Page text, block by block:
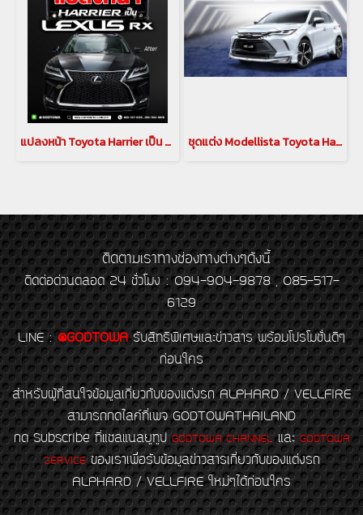
แปลงหน้า Toyota Harrier เป็น LEXUS RX Style ชุดแต่ง Modellista Toyota Harrier
ติดตามเราทางช่องทางต่างๆดังนี้
ติดต่อด่วนตลอด 24 ชั่วโมง : 094-904-9878 , 085-517-
6129
LINE : @GODTOWA รับสิทธิพิเศษและข่าวสาร พร้อมโปรโมชั่นดีๆ
ก่อนใคร
สำหรับผู้ที่สนใจข้อมูลเกี่ยวกับของแต่งรถ ALPHARD / VELLFIRE
สามารถกดไลค์ที่เพจ GODTOWATHAILAND
กด Subscribe ที่แชลแนลยูทูปGODTOWA CHANNELและGODTOWA
SERVICEของเราเพื่อรับข้อมูลข่าวสารเกี่ยวกับของแต่งรถ
ALPHARD / VELLFIRE ใหม่ๆได้ก่อนใคร